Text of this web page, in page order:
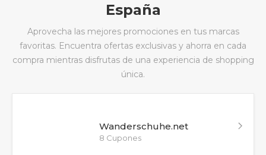
España
Aprovecha las mejores promociones en tus marcas
favoritas. Encuentra ofertas exclusivas y ahorra en cada
compra mientras disfrutas de una experiencia de shopping
única.
Wanderschuhe.net
8 Cupones